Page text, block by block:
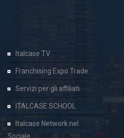
Italcase TV
Franchising Expo Trade
Servizi per gli affiliati
ITALCASE SCHOOL
Italcase Network nel
Sociale